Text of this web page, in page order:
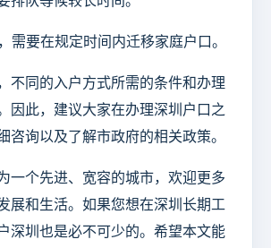
需要在规定时间内迁移家庭户口。
不同的入户方式所需的条件和办理
因此，建议大家在办理深圳户口之
咨询以及了解市政府的相关政策。
一个先进、宽容的城市，欢迎更多
展和生活。如果您想在深圳长期工
深圳也是必不可少的。希望本文能